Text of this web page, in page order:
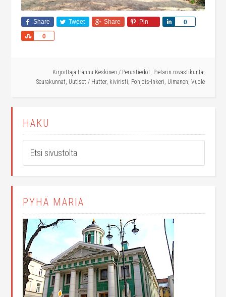
Share Tweet Share Pin 0
Share
0
Share
Kirjoittaja Hannu Keskinen / Perustiedot, Pietarin rovastikunta,
Seurakunnat, Uutiset / Hutter, kiviristi, Pohjois-Inkeri, Uimanen, Vuole
HAKU
PYHÄ MARIA